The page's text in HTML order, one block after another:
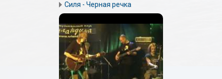
Силя - Черная речка